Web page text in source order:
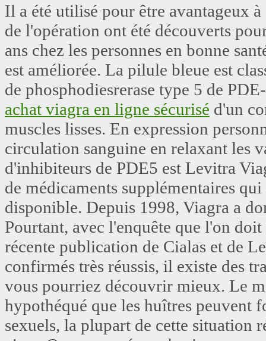
Il a été utilisé pour être avantageux
de l'opération ont été découverts
ans chez les personnes en bonne
est améliorée. La pilule bleue est
de phosphodiesrerase type 5 de
achat viagra en ligne sécurisé d'un
muscles lisses. En expression
circulation sanguine en relaxant les
d'inhibiteurs de PDE5 est Levitra
de médicaments supplémentaires
disponible. Depuis 1998, Viagra a
Pourtant, avec l'enquête que l'on
récente publication de Cialas et de
confirmés très réussis, il existe des
vous pourriez découvrir mieux. Le
hypothéqué que les huîtres peuvent
sexuels, la plupart de cette situation